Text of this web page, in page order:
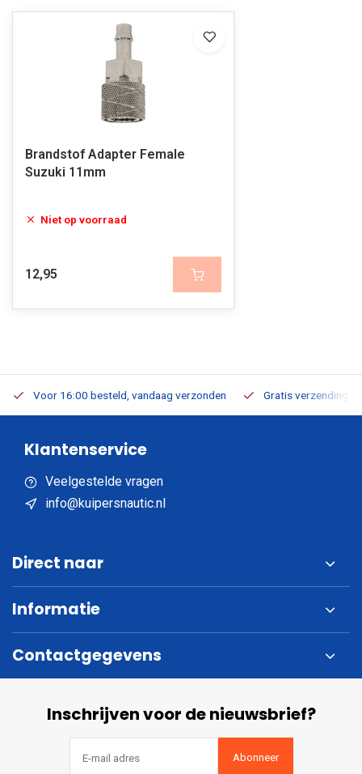
Brandstof Adapter Female
Suzuki 11mm
Niet op voorraad
12,95
Voor 16:00 besteld, vandaag verzonden Gratis verzending
Klantenservice
Veelgestelde vragen
info@kuipersnautic.nl
Direct naar
Informatie
Contactgegevens
Inschrijven voor de nieuwsbrief?
Abonneer